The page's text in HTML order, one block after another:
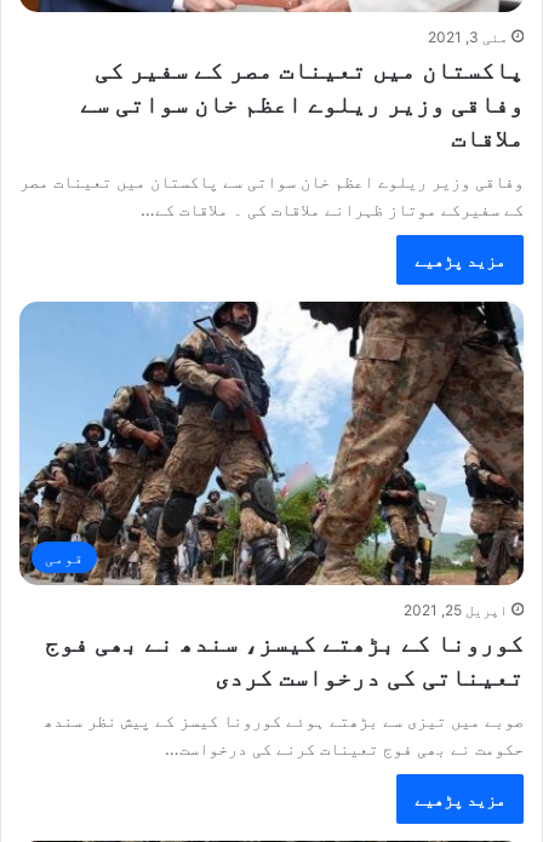
مئی 3, 2021
پاکستان میں تعینات مصر کے سفیر کی
وفاقی وزیر ریلوے اعظم خان سواتی سے
ملاقات
وفاقی وزیر ریلوے اعظم خان سواتی سے پاکستان میں تعینات مصر
کے سفیرکے موتاز ظہرانے ملاقات کی ۔ ملاقات کے…
مزید پڑھیے
قومی
اپریل 25, 2021
کورونا کے بڑھتے کیسز، سندھ نے بھی فوج
تعیناتی کی درخواست کردی
صوبے میں تیزی سے بڑھتے ہوئے کورونا کیسز کے پیش نظر سندھ
حکومت نے بھی فوج تعینات کرنے کی درخواست…
مزید پڑھیے